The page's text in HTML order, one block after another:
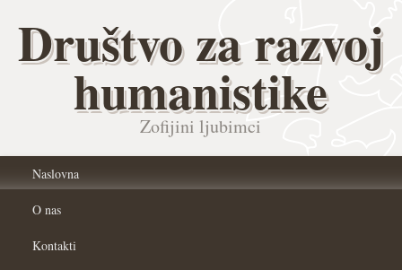
Društvo za razvoj
humanistike
Zofijini ljubimci
Naslovna
O nas
Kontakti